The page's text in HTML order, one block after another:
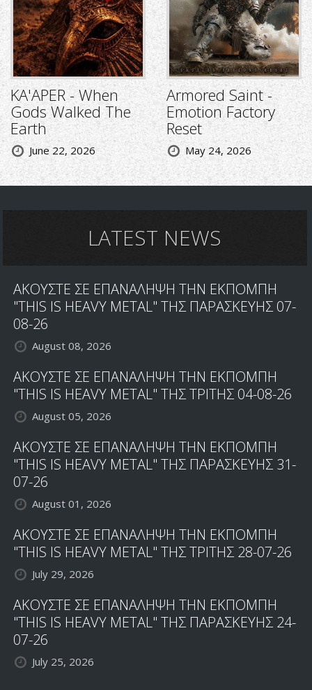
KA'APER - When
Gods Walked The
Earth
June 22, 2026
Armored Saint -
Emotion Factory
Reset
May 24, 2026
LATEST NEWS
ΑΚΟΥΣΤΕ ΣΕ ΕΠΑΝΑΛΗΨΗ ΤΗΝ ΕΚΠΟΜΠΗ
"THIS IS HEAVY METAL" ΤΗΣ ΠΑΡΑΣΚΕΥΗΣ 07-
08-26
August 08, 2026
ΑΚΟΥΣΤΕ ΣΕ ΕΠΑΝΑΛΗΨΗ ΤΗΝ ΕΚΠΟΜΠΗ
"THIS IS HEAVY METAL" ΤΗΣ ΤΡΙΤΗΣ 04-08-26
August 05, 2026
ΑΚΟΥΣΤΕ ΣΕ ΕΠΑΝΑΛΗΨΗ ΤΗΝ ΕΚΠΟΜΠΗ
"THIS IS HEAVY METAL" ΤΗΣ ΠΑΡΑΣΚΕΥΗΣ 31-
07-26
August 01, 2026
ΑΚΟΥΣΤΕ ΣΕ ΕΠΑΝΑΛΗΨΗ ΤΗΝ ΕΚΠΟΜΠΗ
"THIS IS HEAVY METAL" ΤΗΣ ΤΡΙΤΗΣ 28-07-26
July 29, 2026
ΑΚΟΥΣΤΕ ΣΕ ΕΠΑΝΑΛΗΨΗ ΤΗΝ ΕΚΠΟΜΠΗ
"THIS IS HEAVY METAL" ΤΗΣ ΠΑΡΑΣΚΕΥΗΣ 24-
07-26
July 25, 2026